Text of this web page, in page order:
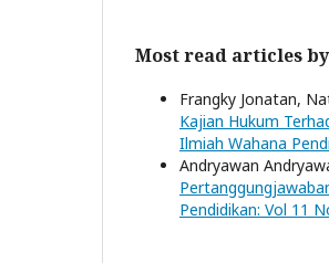
Most read articles
Frangky Jonatan,
Kajian Hukum
Ilmiah Wahana
Andryawan
Pendidikan: Vol 11